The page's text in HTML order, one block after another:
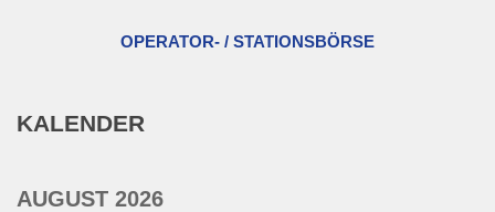
OPERATOR- / STATIONSBÖRSE
KALENDER
AUGUST 2026